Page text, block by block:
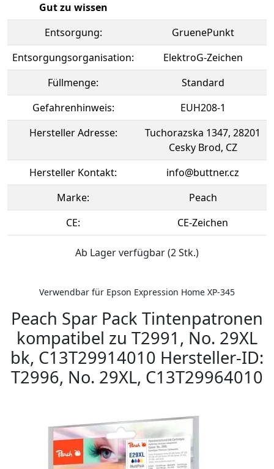
Gut zu wissen
Entsorgung:
GruenePunkt
Entsorgungsorganisation:
ElektroG-Zeichen
Füllmenge:
Standard
Gefahrenhinweis:
EUH208-1
Hersteller Adresse:
Tuchorazska 1347, 28201
Cesky Brod, CZ
Hersteller Kontakt:
info@buttner.cz
Marke:
Peach
CE:
CE-Zeichen
Ab Lager verfügbar (2 Stk.)
Verwendbar für Epson Expression Home XP-345
Peach Spar Pack Tintenpatronen
kompatibel zu T2991, No. 29XL
bk, C13T29914010 Hersteller-ID:
T2996, No. 29XL, C13T29964010